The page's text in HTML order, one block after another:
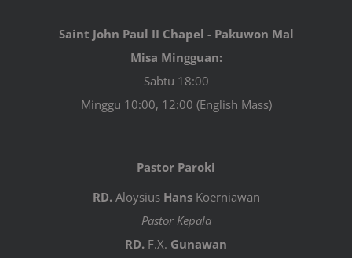
Saint John Paul II Chapel - Pakuwon Mal
Misa Mingguan:
Sabtu 18:00
Minggu 10:00, 12:00 (English Mass)
Pastor Paroki
RD.Aloysius HansKoerniawan
Pastor Kepala
RD. F.X. Gunawan